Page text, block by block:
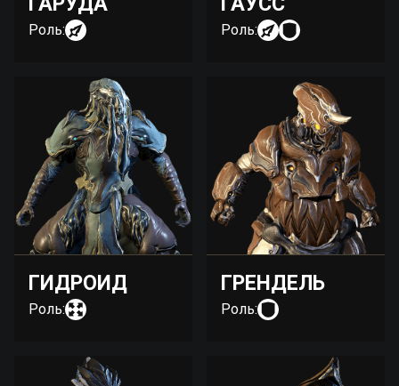
Роль: Роль:
ГИДРОИД
Роль:
ГРЕНДЕЛЬ
Роль: